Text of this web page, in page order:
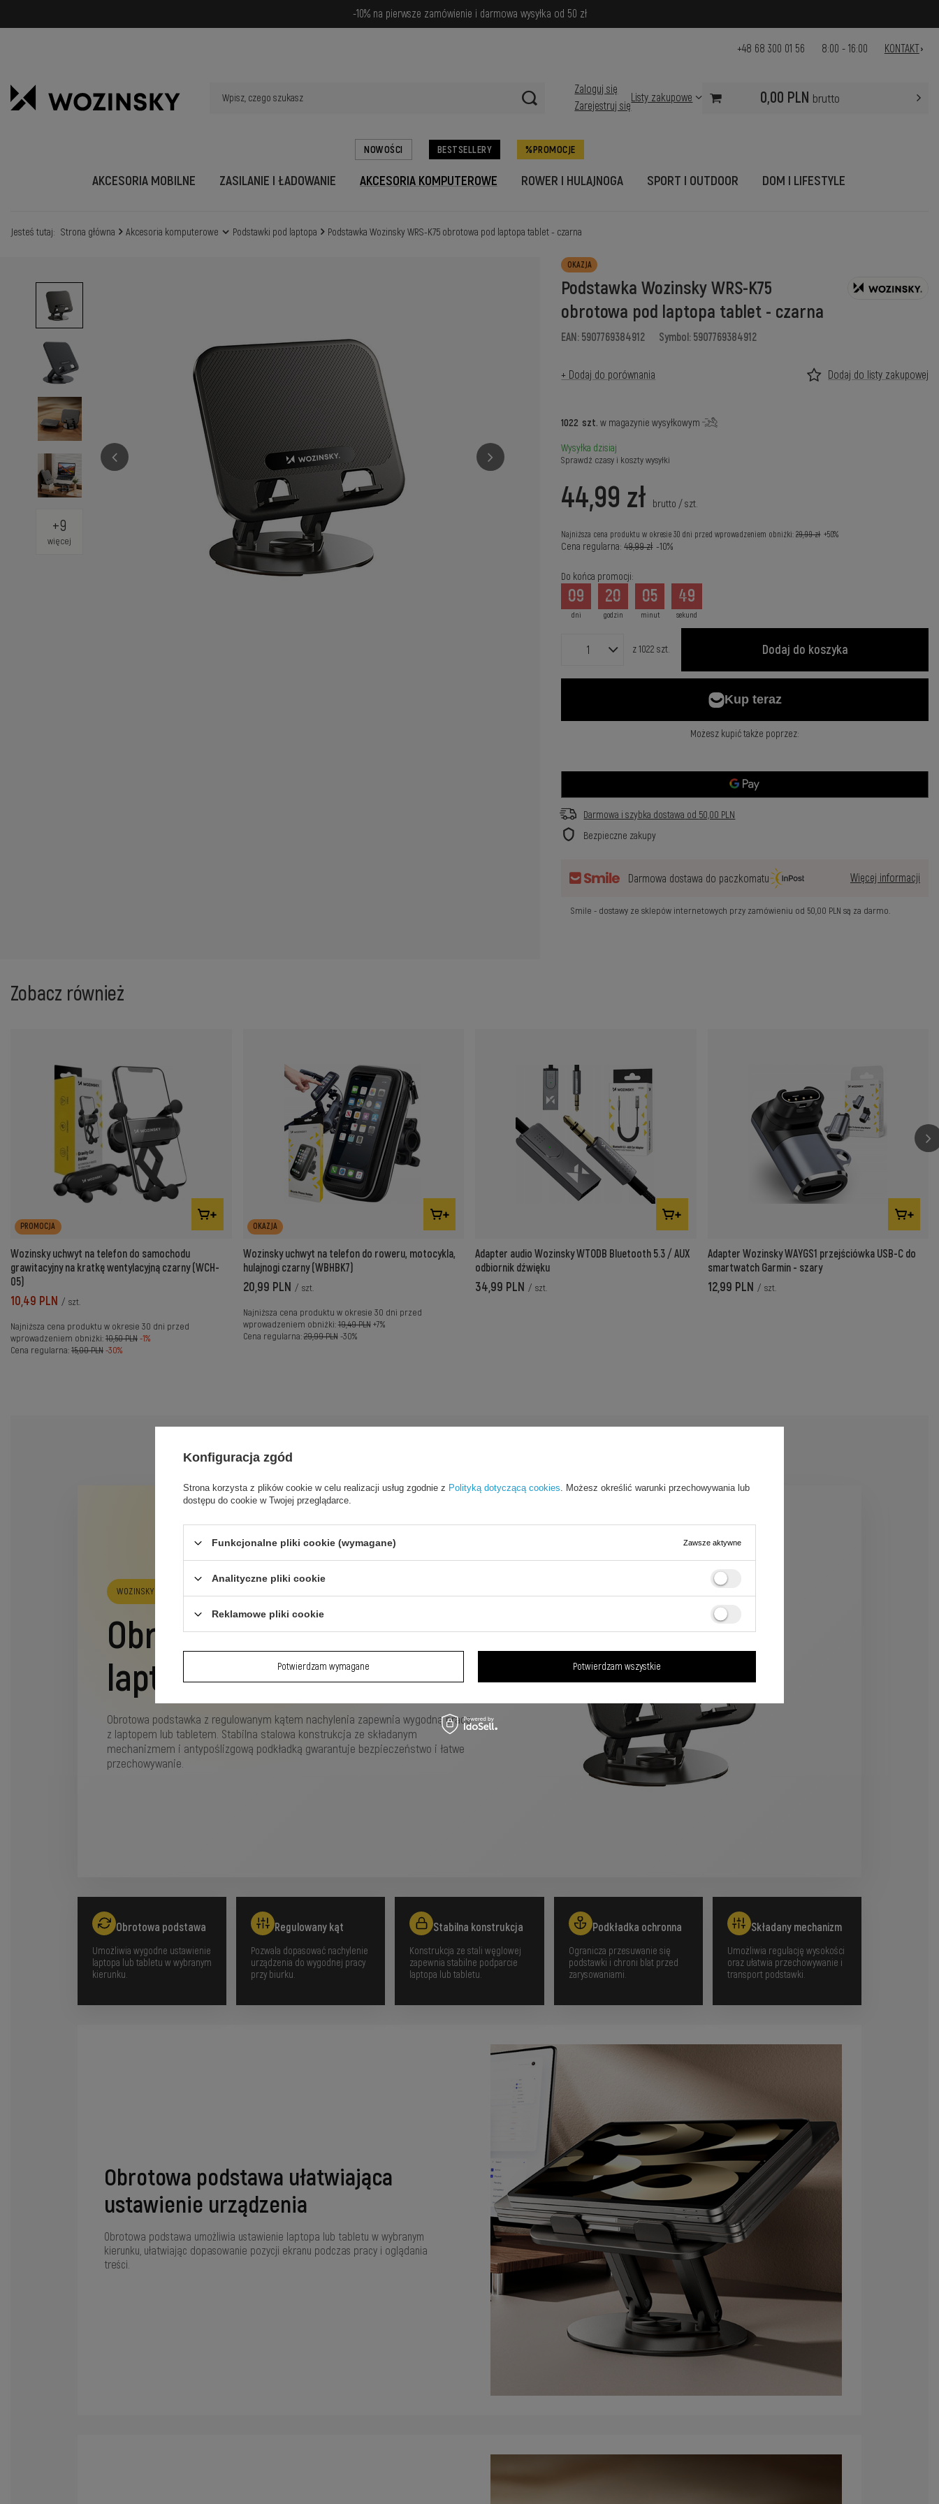
-10% na pierwsze zamówienie i darmowa wysyłka od 50 zł
+48 68 300 01 56 8:00 - 16:00 KONTAKT
Zaloguj się
Zarejestruj się
Listy zakupowe 0,00 PLN brutto
NOWOŚCI BESTSELLERY PROMOCJE
AKCESORIA MOBILNE ZASILANIE I ŁADOWANIE AKCESORIA KOMPUTEROWE ROWER I HULAJNOGA SPORT I OUTDOOR DOM I LIFESTYLE
Jesteś tutaj: Strona główna Akcesoria komputerowe Podstawki pod laptopa Podstawka Wozinsky WRS-K75 obrotowa pod laptopa tablet - czarna
+9
więcej
OKAZJA
Podstawka Wozinsky WRS-K75
obrotowa pod laptopa tablet - czarna
EAN: 5907769384912 Symbol: 5907769384912
+ Dodaj do porównania Dodaj do listy zakupowej
1022 szt. w magazynie wysyłkowym
Wysyłka dzisiaj
Sprawdź czasy i koszty wysyłki
44,99 zł brutto /szt.
Najniższa cena produktu w okresie 30 dni przed wprowadzeniem obniżki:29,99 zł +50%
Cena regularna:49,99 zł -10%
Do końca promocji:
dni
09
godzin
20
minut
05
sekund
48
z1022szt. Dodaj do koszyka
Możesz kupić także poprzez:
Darmowa i szybka dostawa od 50,00 PLN
Bezpieczne zakupy
Darmowa dostawa do paczkomatu Więcej informacji
Smile - dostawy ze sklepów internetowych przy zamówieniu od 50,00 PLN są za darmo.
Zobacz również
PROMOCJA
Wozinsky uchwyt na telefon do samochodu
grawitacyjny na kratkę wentylacyjną czarny (WCH-
05)
10,49 PLN / szt.
Najniższa cena produktu w okresie 30 dni przed
wprowadzeniem obniżki:10,50 PLN-1%
Cena regularna:15,00 PLN-30%
OKAZJA
Wozinsky uchwyt na telefon do roweru, motocykla,
hulajnogi czarny (WBHBK7)
20,99 PLN / szt.
Najniższa cena produktu w okresie 30 dni przed
wprowadzeniem obniżki:19,49 PLN +7%
Cena regularna:29,99 PLN -30%
Adapter audio Wozinsky WTODB Bluetooth 5.3 / AUX
odbiornik dźwięku
34,99 PLN / szt.
Adapter Wozinsky WAYGS1 przejściówka USB-C do
smartwatch Garmin - szary
12,99 PLN / szt.
WOZINSKY WRS-K75
Obrotowa podstawka pod
laptopa i tablet
Obrotowa podstawka z regulowanym kątem nachylenia zapewnia wygodną pracę
z laptopem lub tabletem. Stabilna stalowa konstrukcja ze składanym
mechanizmem i antypoślizgową podkładką gwarantuje bezpieczeństwo i łatwe
przechowywanie.
Obrotowa podstawa
Umożliwia wygodne ustawienie
laptopa lub tabletu w wybranym
kierunku.
Regulowany kąt
Pozwala dopasować nachylenie
urządzenia do wygodnej pracy
przy biurku.
Stabilna konstrukcja
Konstrukcja ze stali węglowej
zapewnia stabilne podparcie
laptopa lub tabletu.
Podkładka ochronna
Ogranicza przesuwanie się
podstawki i chroni blat przed
zarysowaniami.
Składany mechanizm
Umożliwia regulację wysokości
oraz ułatwia przechowywanie i
transport podstawki.
Obrotowa podstawa ułatwiająca
ustawienie urządzenia
Obrotowa podstawa umożliwia ustawienie laptopa lub tabletu w wybranym
kierunku, ułatwiając dopasowanie pozycji ekranu podczas pracy i oglądania
treści.
Konfiguracja zgód
Strona korzysta z plików cookie w celu realizacji usług zgodnie z Polityką dotyczącą cookies. Możesz określić warunki przechowywania lub
dostępu do cookie w Twojej przeglądarce.
Funkcjonalne pliki cookie (wymagane) Zawsze aktywne
Analityczne pliki cookie
Reklamowe pliki cookie
Potwierdzam wymagane Potwierdzam wszystkie